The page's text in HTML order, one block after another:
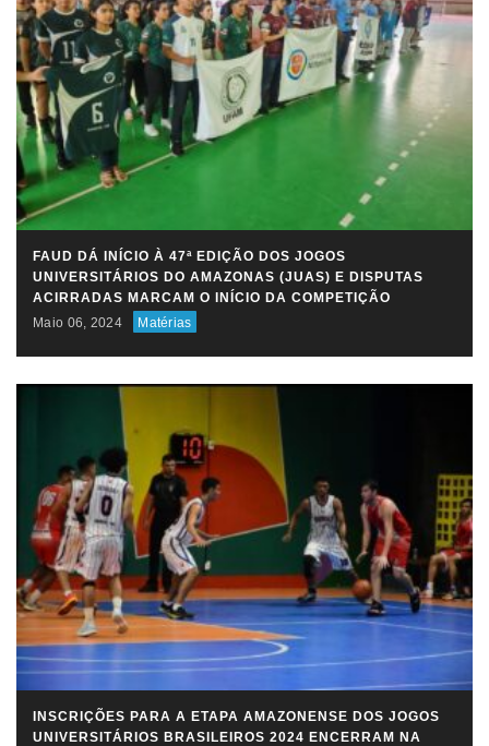
FAUD DÁ INÍCIO À 47ª EDIÇÃO DOS JOGOS
UNIVERSITÁRIOS DO AMAZONAS (JUAS) E DISPUTAS
ACIRRADAS MARCAM O INÍCIO DA COMPETIÇÃO
Maio 06, 2024
Matérias
INSCRIÇÕES PARA A ETAPA AMAZONENSE DOS JOGOS
UNIVERSITÁRIOS BRASILEIROS 2024 ENCERRAM NA